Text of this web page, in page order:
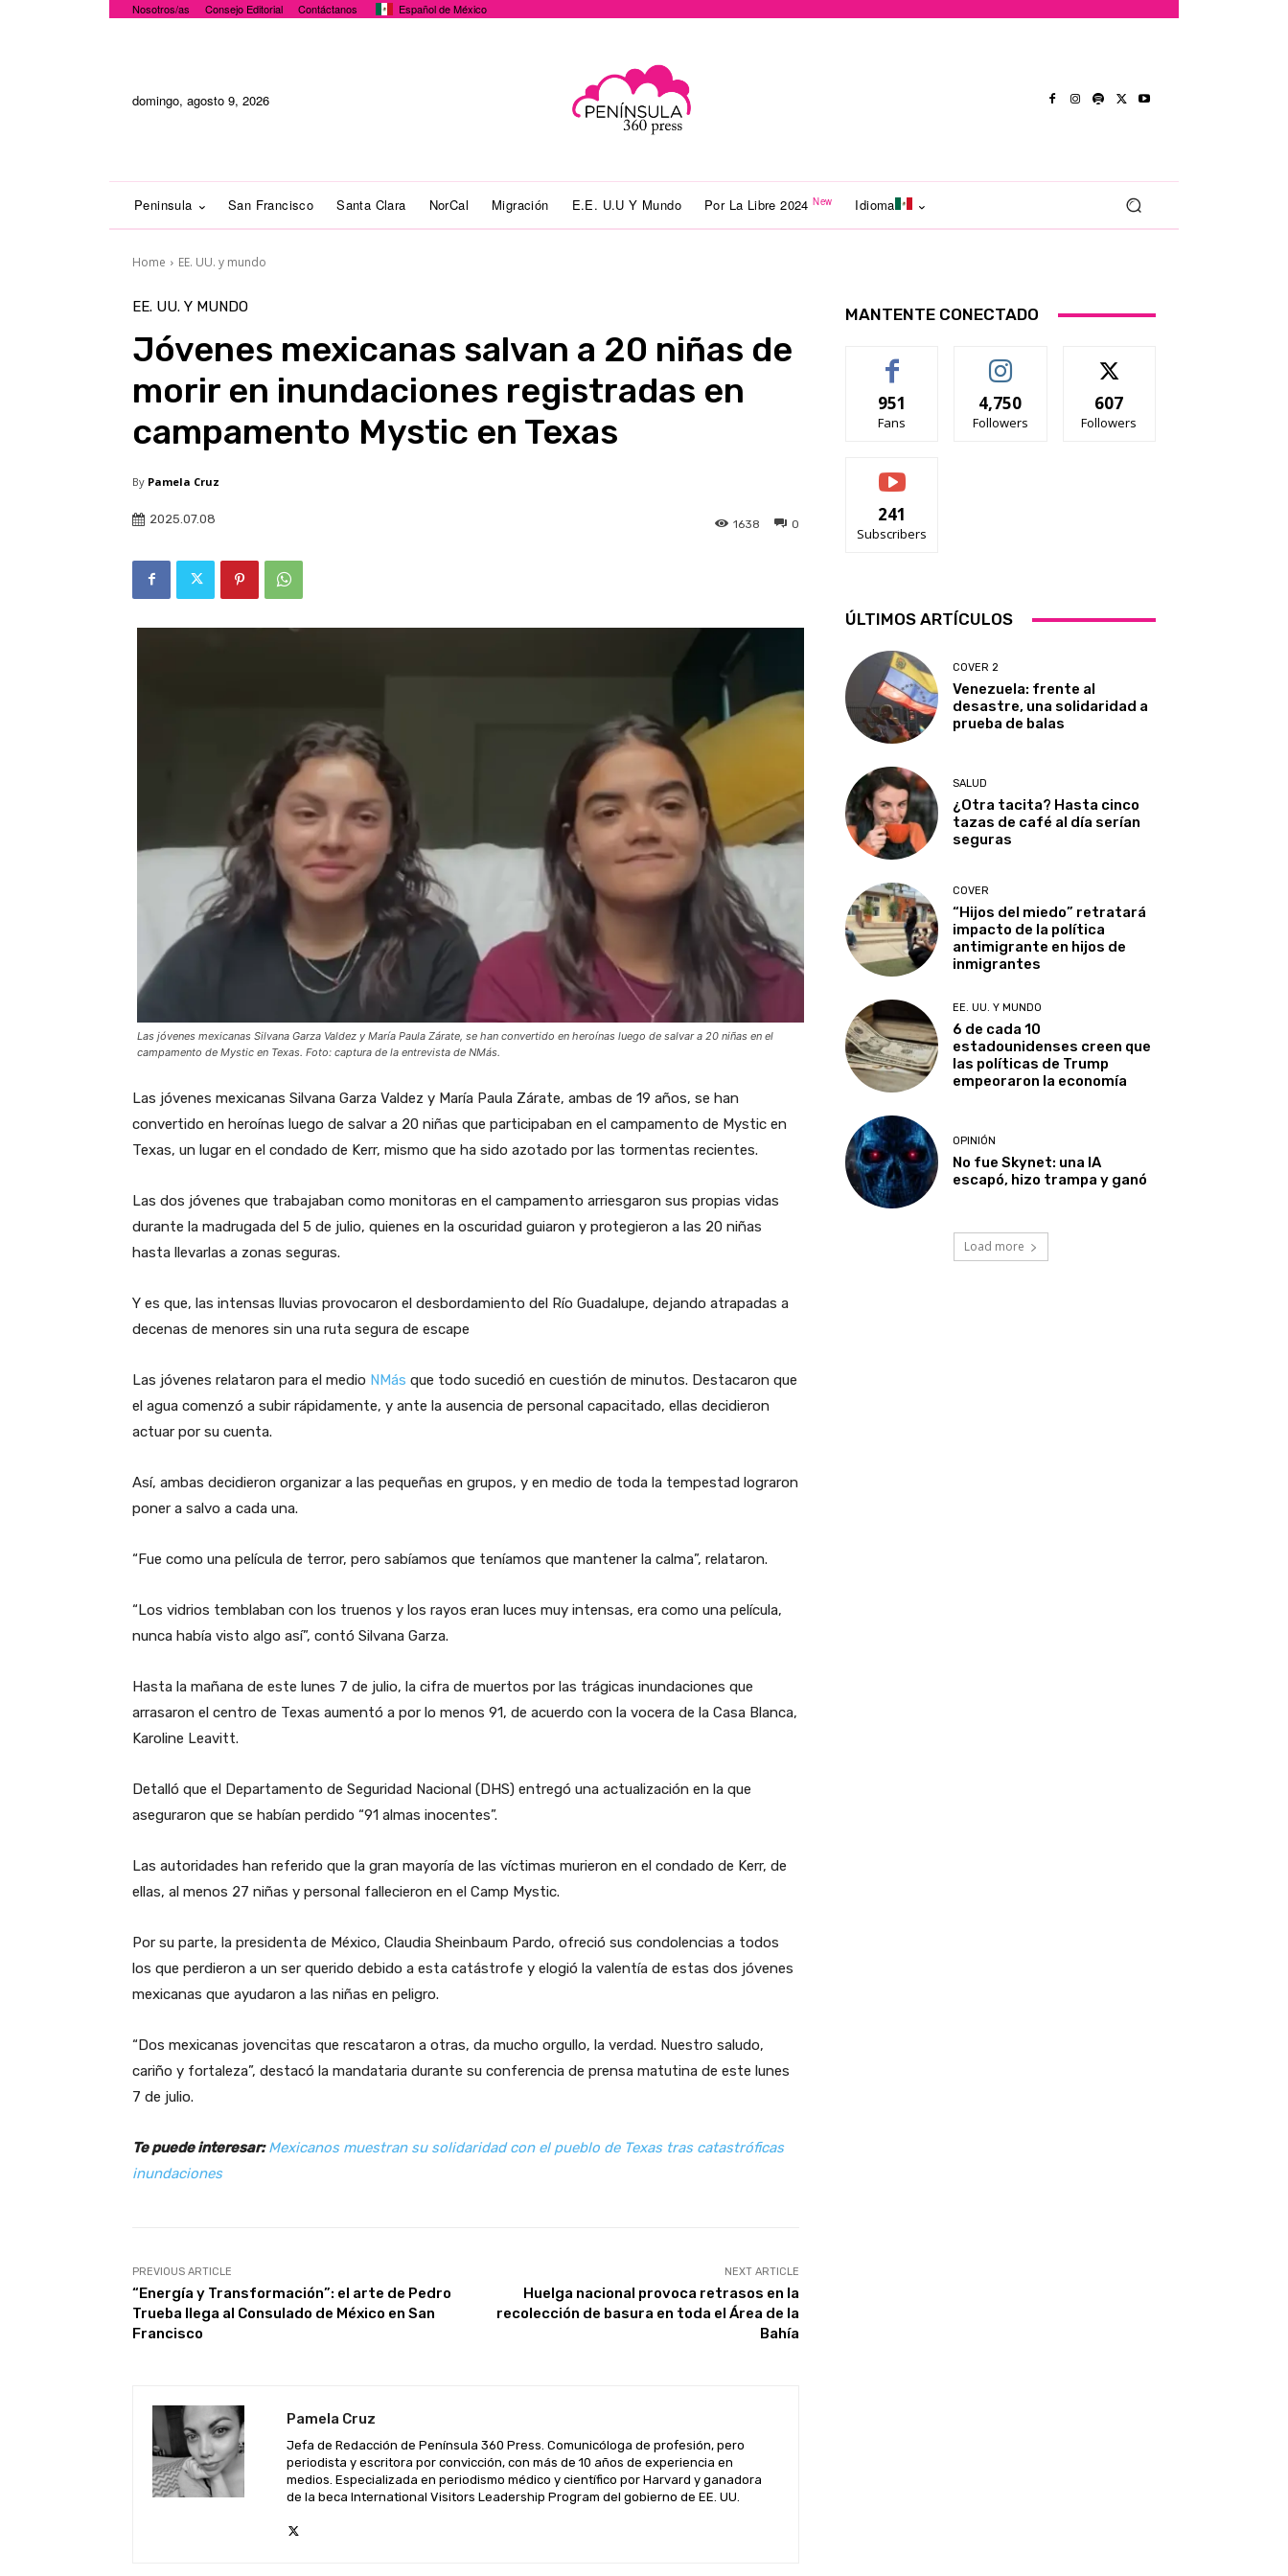
Nosotros/as Consejo Editorial Contáctanos Español de México
domingo, agosto 9, 2026
Peninsula San Francisco Santa Clara NorCal Migración E.E. U.U Y Mundo Por La Libre 2024New Idioma
Home EE. UU. y mundo
EE. UU. Y MUNDO
Jóvenes mexicanas salvan a 20 niñas de
morir en inundaciones registradas en
campamento Mystic en Texas
By Pamela Cruz
2025.07.08 0
1638
Las jóvenes mexicanas Silvana Garza Valdez y María Paula Zárate, se han convertido en heroínas luego de salvar a 20 niñas en el
campamento de Mystic en Texas. Foto: captura de la entrevista de NMás.
Las jóvenes mexicanas Silvana Garza Valdez y María Paula Zárate, ambas de 19 años, se han
convertido en heroínas luego de salvar a 20 niñas que participaban en el campamento de Mystic en
Texas, un lugar en el condado de Kerr, mismo que ha sido azotado por las tormentas recientes.
Las dos jóvenes que trabajaban como monitoras en el campamento arriesgaron sus propias vidas
durante la madrugada del 5 de julio, quienes en la oscuridad guiaron y protegieron a las 20 niñas
hasta llevarlas a zonas seguras.
Y es que, las intensas lluvias provocaron el desbordamiento del Río Guadalupe, dejando atrapadas a
decenas de menores sin una ruta segura de escape
Las jóvenes relataron para el medio NMás que todo sucedió en cuestión de minutos. Destacaron que
el agua comenzó a subir rápidamente, y ante la ausencia de personal capacitado, ellas decidieron
actuar por su cuenta.
Así, ambas decidieron organizar a las pequeñas en grupos, y en medio de toda la tempestad lograron
poner a salvo a cada una.
“Fue como una película de terror, pero sabíamos que teníamos que mantener la calma”, relataron.
“Los vidrios temblaban con los truenos y los rayos eran luces muy intensas, era como una película,
nunca había visto algo así”, contó Silvana Garza.
Hasta la mañana de este lunes 7 de julio, la cifra de muertos por las trágicas inundaciones que
arrasaron el centro de Texas aumentó a por lo menos 91, de acuerdo con la vocera de la Casa Blanca,
Karoline Leavitt.
Detalló que el Departamento de Seguridad Nacional (DHS) entregó una actualización en la que
aseguraron que se habían perdido “91 almas inocentes”.
Las autoridades han referido que la gran mayoría de las víctimas murieron en el condado de Kerr, de
ellas, al menos 27 niñas y personal fallecieron en el Camp Mystic.
Por su parte, la presidenta de México, Claudia Sheinbaum Pardo, ofreció sus condolencias a todos
los que perdieron a un ser querido debido a esta catástrofe y elogió la valentía de estas dos jóvenes
mexicanas que ayudaron a las niñas en peligro.
“Dos mexicanas jovencitas que rescataron a otras, da mucho orgullo, la verdad. Nuestro saludo,
cariño y fortaleza”, destacó la mandataria durante su conferencia de prensa matutina de este lunes
7 de julio.
Te puede interesar: Mexicanos muestran su solidaridad con el pueblo de Texas tras catastróficas
inundaciones
PREVIOUS ARTICLE
“Energía y Transformación”: el arte de Pedro
Trueba llega al Consulado de México en San
Francisco
NEXT ARTICLE
Huelga nacional provoca retrasos en la
recolección de basura en toda el Área de la
Bahía
Pamela Cruz
Jefa de Redacción de Península 360 Press. Comunicóloga de profesión, pero
periodista y escritora por convicción, con más de 10 años de experiencia en
medios. Especializada en periodismo médico y científico por Harvard y ganadora
de la beca International Visitors Leadership Program del gobierno de EE. UU.
MANTENTE CONECTADO
951
Fans
4,750
Followers
607
Followers
241
Subscribers
ÚLTIMOS ARTÍCULOS
COVER 2
Venezuela: frente al
desastre, una solidaridad a
prueba de balas
SALUD
¿Otra tacita? Hasta cinco
tazas de café al día serían
seguras
COVER
“Hijos del miedo” retratará
impacto de la política
antimigrante en hijos de
inmigrantes
EE. UU. Y MUNDO
6 de cada 10
estadounidenses creen que
las políticas de Trump
empeoraron la economía
OPINIÓN
No fue Skynet: una IA
escapó, hizo trampa y ganó
Load more